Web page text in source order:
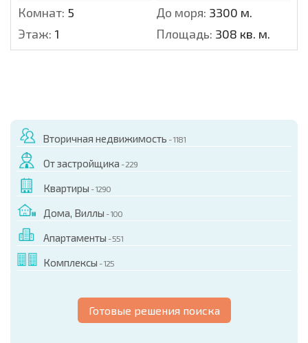
Комнат: 5 До моря: 3300 м.
Этаж: 1 Площадь: 308 кв. м.
Вторичная недвижимость - 1181
От застройщика - 229
Квартиры - 1290
Дома, Виллы - 100
Апартаменты - 551
Комплексы - 125
Готовые решения поиска